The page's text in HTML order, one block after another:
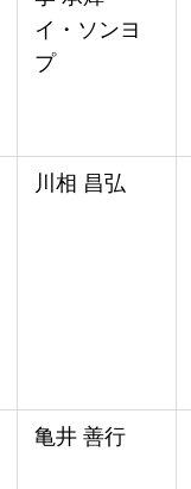
イ・ソンヨ
プ
川相 昌弘
亀井 善行